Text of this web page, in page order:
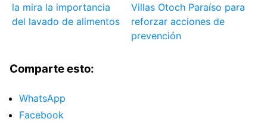
la mira la importancia
del lavado de alimentos
Villas Otoch Paraíso para
reforzar acciones de
prevención
Comparte esto:
WhatsApp
Facebook